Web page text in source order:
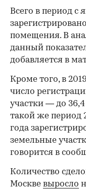
Всего в период с
помещения. В
данный
добавляется в
Кроме того, в
число
участки — до 36,4
такой же период
года
земельные
говорится в
Количество
Москве выросло